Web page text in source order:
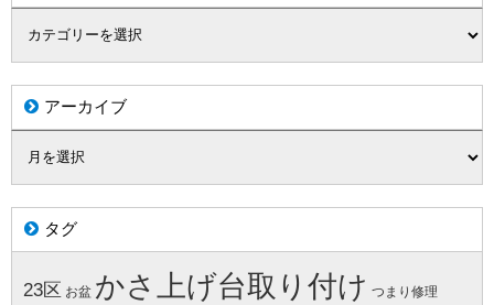
アーカイブ
タグ
23区 お盆 かさ上げ台取り付け つまり修理